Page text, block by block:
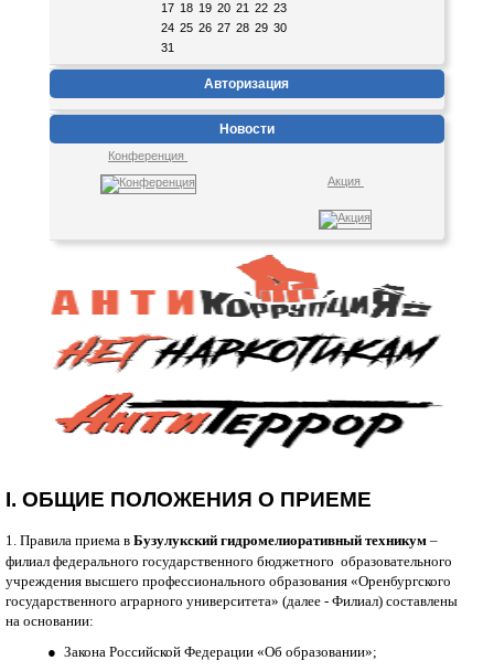
17 18 19 20 21 22 23
24 25 26 27 28 29 30
31
Авторизация
Новости
Конференция
Акция
I. ОБЩИЕ ПОЛОЖЕНИЯ О ПРИЕМЕ
1. Правила приема в Бузулукский гидромелиоративный техникум –
филиал федерального государственного бюджетного образовательного
учреждения высшего профессионального образования «Оренбургского
государственного аграрного университета» (далее - Филиал) составлены
на основании:
● Закона Российской Федерации «Об образовании»;